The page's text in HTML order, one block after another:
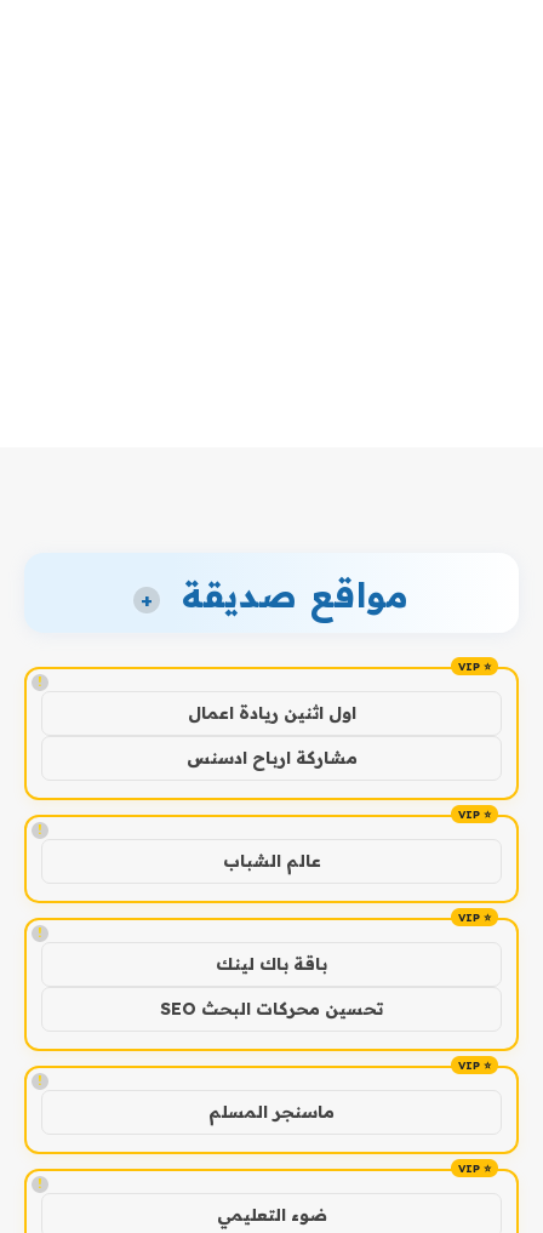
مواقع صديقة +
!
اول اثنين ريادة اعمال
مشاركة ارباح ادسنس
!
عالم الشباب
!
باقة باك لينك
تحسين محركات البحث SEO
!
ماسنجر المسلم
!
ضوء التعليمي